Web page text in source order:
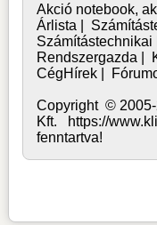
Akció notebook,
Árlista
Számítástechnikai
Rendszergazda
CégHírek|
Copyright ©
Kft. https://
fenntartva!